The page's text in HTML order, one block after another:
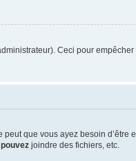
Ceci pour
que vous ayez besoin
pouvez joindre des fichiers, etc.